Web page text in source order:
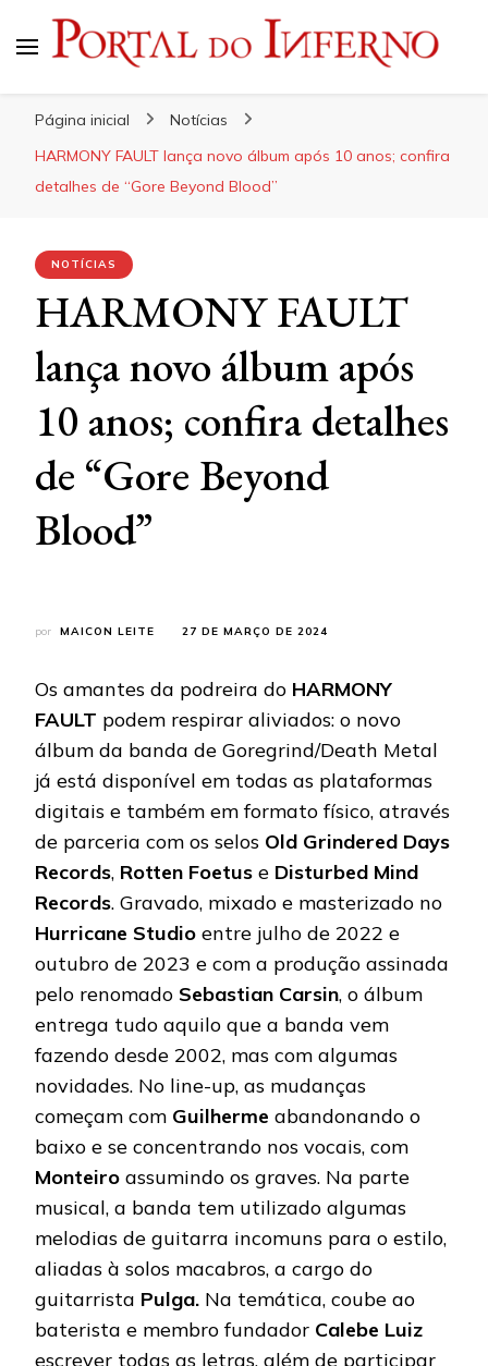
Página inicial
Notícias
HARMONY FAULT lança novo álbum após 10 anos; confira
detalhes de “Gore Beyond Blood”
NOTÍCIAS
HARMONY FAULT
lança novo álbum após
10 anos; confira detalhes
de “Gore Beyond
Blood”
por MAICON LEITE 27 DE MARÇO DE 2024
Os amantes da podreira do HARMONY
FAULT podem respirar aliviados: o novo
álbum da banda de Goregrind/Death Metal
já está disponível em todas as plataformas
digitais e também em formato físico, através
de parceria com os selos Old Grindered Days
Records, Rotten Foetus e Disturbed Mind
Records. Gravado, mixado e masterizado no
Hurricane Studio entre julho de 2022 e
outubro de 2023 e com a produção assinada
pelo renomado Sebastian Carsin, o álbum
entrega tudo aquilo que a banda vem
fazendo desde 2002, mas com algumas
novidades. No line-up, as mudanças
começam com Guilherme abandonando o
baixo e se concentrando nos vocais, com
Monteiro assumindo os graves. Na parte
musical, a banda tem utilizado algumas
melodias de guitarra incomuns para o estilo,
aliadas à solos macabros, a cargo do
guitarrista Pulga. Na temática, coube ao
baterista e membro fundador Calebe Luiz
escrever todas as letras, além de participar